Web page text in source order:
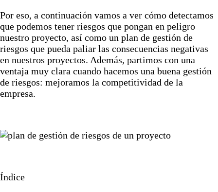
Por eso, a continuación vamos a ver cómo detectamos
que podemos tener riesgos que pongan en peligro
nuestro proyecto, así como un plan de gestión de
riesgos que pueda paliar las consecuencias negativas
en nuestros proyectos. Además, partimos con una
ventaja muy clara cuando hacemos una buena gestión
de riesgos: mejoramos la competitividad de la
empresa.
Índice